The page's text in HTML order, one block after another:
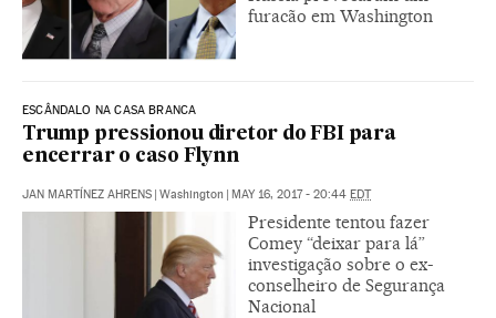
furacão em Washington
ESCÂNDALO NA CASA BRANCA
Trump pressionou diretor do FBI para
encerrar o caso Flynn
JAN MARTÍNEZ AHRENS | Washington | MAY 16, 2017 - 20:44 EDT
Presidente tentou fazer
Comey “deixar para lá”
investigação sobre o ex-
conselheiro de Segurança
Nacional